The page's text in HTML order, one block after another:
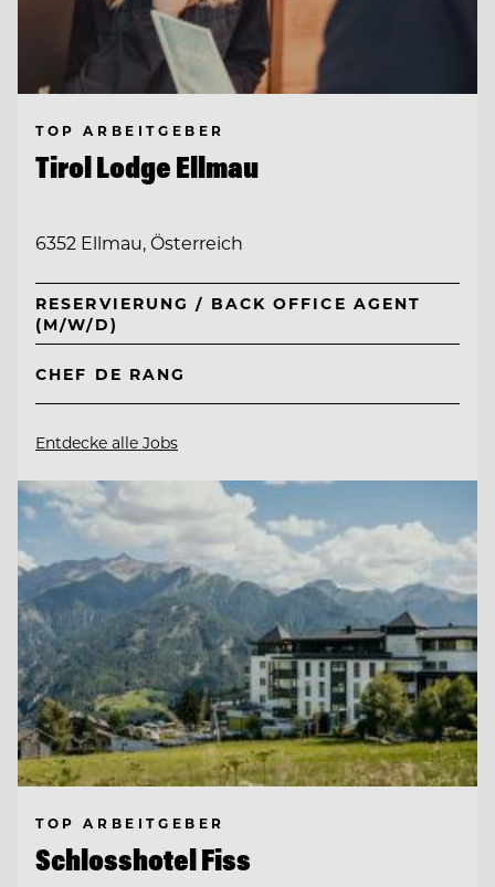
TOP ARBEITGEBER
Tirol Lodge Ellmau
6352 Ellmau, Österreich
RESERVIERUNG / BACK OFFICE AGENT
(M/W/D)
CHEF DE RANG
Entdecke alle Jobs
TOP ARBEITGEBER
Schlosshotel Fiss